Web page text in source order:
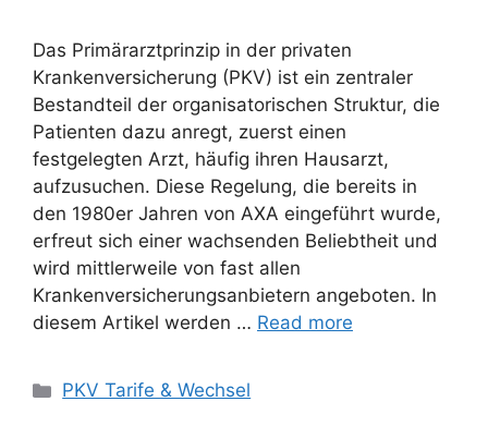
Das Primärarztprinzip in der privaten
Krankenversicherung (PKV) ist ein zentraler
Bestandteil der organisatorischen Struktur, die
Patienten dazu anregt, zuerst einen
festgelegten Arzt, häufig ihren Hausarzt,
aufzusuchen. Diese Regelung, die bereits in
den 1980er Jahren von AXA eingeführt wurde,
erfreut sich einer wachsenden Beliebtheit und
wird mittlerweile von fast allen
Krankenversicherungsanbietern angeboten. In
diesem Artikel werden … Read more
Categories
PKV Tarife & Wechsel